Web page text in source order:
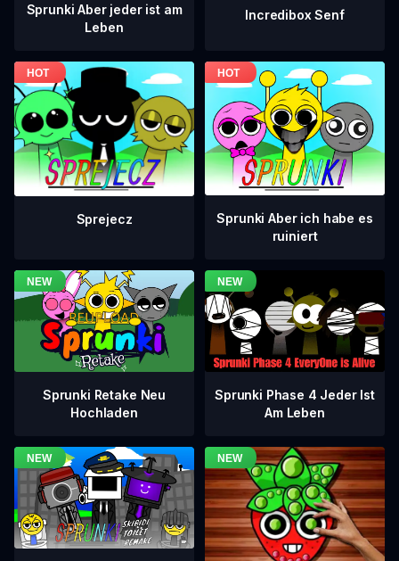
Sprunki Aber jeder ist am
Leben
Incredibox Senf
Sprejecz
Sprunki Aber ich habe es
ruiniert
Sprunki Retake Neu
Hochladen
Sprunki Phase 4 Jeder Ist
Am Leben